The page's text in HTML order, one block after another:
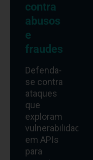
contra
abusos
e
fraudes
Defenda-
se contra
ataques
que
exploram
vulnerabilidades
em APIs
para